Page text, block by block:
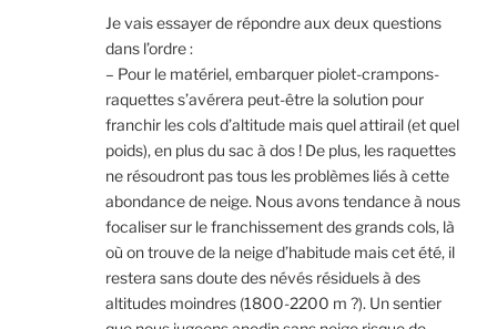
Je vais essayer de répondre aux deux questions
dans l’ordre :
– Pour le matériel, embarquer piolet-crampons-
raquettes s’avérera peut-être la solution pour
franchir les cols d’altitude mais quel attirail (et quel
poids), en plus du sac à dos ! De plus, les raquettes
ne résoudront pas tous les problèmes liés à cette
abondance de neige. Nous avons tendance à nous
focaliser sur le franchissement des grands cols, là
où on trouve de la neige d’habitude mais cet été, il
restera sans doute des névés résiduels à des
altitudes moindres (1800-2200 m ?). Un sentier